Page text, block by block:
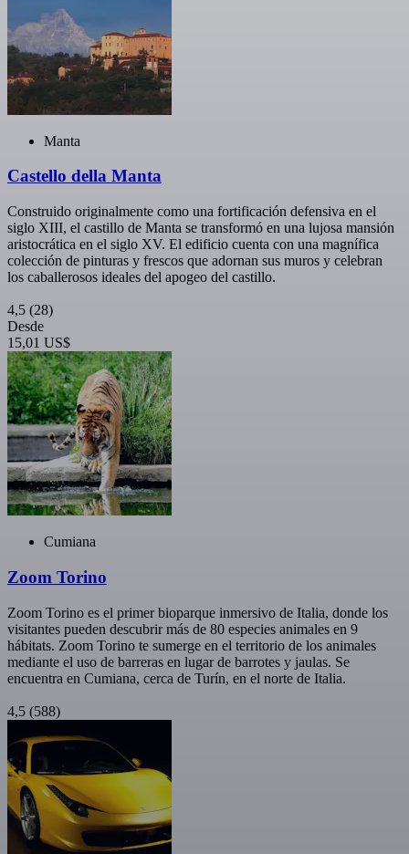
Manta
Castello della Manta
Construido originalmente como una fortificación defensiva en el
siglo XIII, el castillo de Manta se transformó en una lujosa mansión
aristocrática en el siglo XV. El edificio cuenta con una magnífica
colección de pinturas y frescos que adornan sus muros y celebran
los caballerosos ideales del apogeo del castillo.
4,5 (28)
Desde
15,01 US$
Cumiana
Zoom Torino
Zoom Torino es el primer bioparque inmersivo de Italia, donde los
visitantes pueden descubrir más de 80 especies animales en 9
hábitats. Zoom Torino te sumerge en el territorio de los animales
mediante el uso de barreras en lugar de barrotes y jaulas. Se
encuentra en Cumiana, cerca de Turín, en el norte de Italia.
4,5 (588)